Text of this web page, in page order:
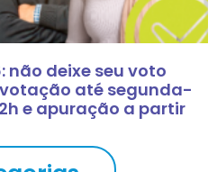
não deixe seu voto
até segunda-
e apuração a partir